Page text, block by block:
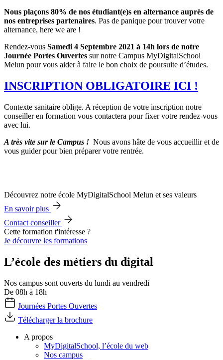
Nous plaçons 80% de nos étudiant(e)s en alternance auprès de
nos entreprises partenaires. Pas de panique pour trouver votre
alternance, here we are !
Rendez-vous Samedi 4 Septembre 2021 à 14h lors de notre
Journée Portes Ouvertes sur notre Campus MyDigitalSchool
Melun pour vous aider à faire le bon choix de poursuite d’études.
INSCRIPTION OBLIGATOIRE ICI !
Contexte sanitaire oblige. A réception de votre inscription notre
conseiller en formation vous contactera pour fixer votre rendez-vous
avec lui.
A très vite sur le Campus ! Nous avons hâte de vous accueillir et de
vous guider pour bien préparer votre rentrée.
Découvrez notre école MyDigitalSchool Melun et ses valeurs
En savoir plus
Contact conseiller
Cette formation t'intéresse ?
Je découvre les formations
L’école des métiers du digital
Nos campus sont ouverts du lundi au vendredi
De 08h à 18h
Journées Portes Ouvertes
Télécharger la brochure
A propos
MyDigitalSchool, l’école du web
Nos campus